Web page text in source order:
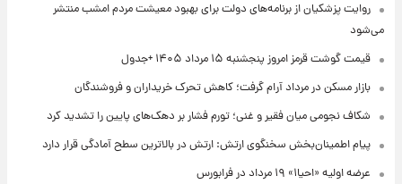
روایت پزشکیان از برنامه‌های دولت برای بهبود معیشت مردم امشب منتشر
می‌شود
قیمت گوشت قرمز امروز پنجشنبه ۱۵ مرداد ۱۴۰۵ +جدول
بازار مسکن در مرداد آرام گرفت؛ کاهش تحرک خریداران و فروشندگان
شکاف نجومی میان فقیر و غنی؛ تورم فشار بر دهک‌های پایین را تشدید کرد
پیام اطمینان‌بخش سخنگوی ارتش: ارتش در بالاترین سطح آمادگی قرار دارد
عرضه اولیه «احیا۱» ۱۹ مرداد در فرابورس